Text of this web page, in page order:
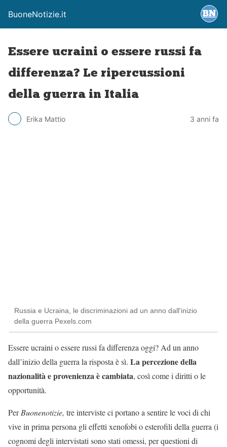
BuoneNotizie.it
Essere ucraini o essere russi fa
differenza? Le ripercussioni
della guerra in Italia
Erika Mattio 3 anni fa
Russia e Ucraina, le discriminazioni ad un anno dall'inizio
della guerra Pexels.com
Essere ucraini o essere russi fa differenza oggi? Ad un anno
dall’inizio della guerra la risposta è sì. La percezione della
nazionalità e provenienza è cambiata, così come i diritti o le
opportunità.
PerBuonenotizie, tre interviste ci portano a sentire le voci di chi
vive in prima persona gli effetti xenofobi o esterofili della guerra (i
cognomi degli intervistati sono stati omessi, per questioni di